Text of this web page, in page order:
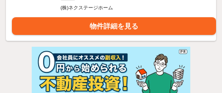
(株)ネクステージホーム
物件詳細を見る